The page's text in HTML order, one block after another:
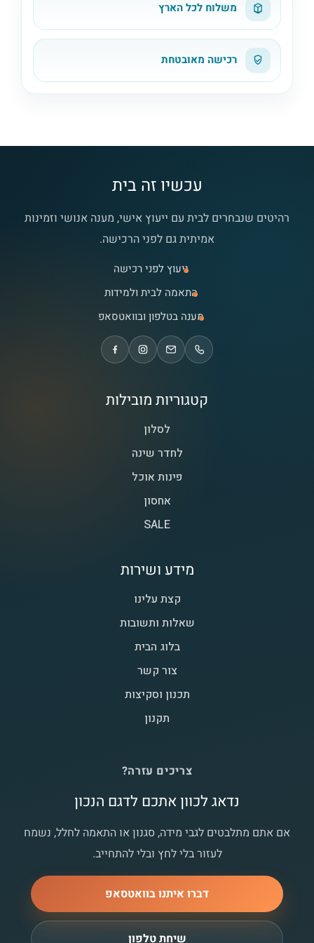
משלוח לכל הארץ
רכישה מאובטחת
עכשיו זה בית
רהיטים שנבחרים לבית עם ייעוץ אישי, מענה אנושי וזמינות
אמיתית גם לפני הרכישה.
ייעוץ לפני רכישה
התאמה לבית ולמידות
מענה בטלפון ובוואטסאפ
קטגוריות מובילות
לסלון
לחדר שינה
פינות אוכל
אחסון
SALE
מידע ושירות
קצת עלינו
שאלות ותשובות
בלוג הבית
צור קשר
תכנון וסקיצות
תקנון
צריכים עזרה?
נדאג לכוון אתכם לדגם הנכון
אם אתם מתלבטים לגבי מידה, סגנון או התאמה לחלל, נשמח
לעזור בלי לחץ ובלי להתחייב.
דברו איתנו בוואטסאפ
שיחת טלפון